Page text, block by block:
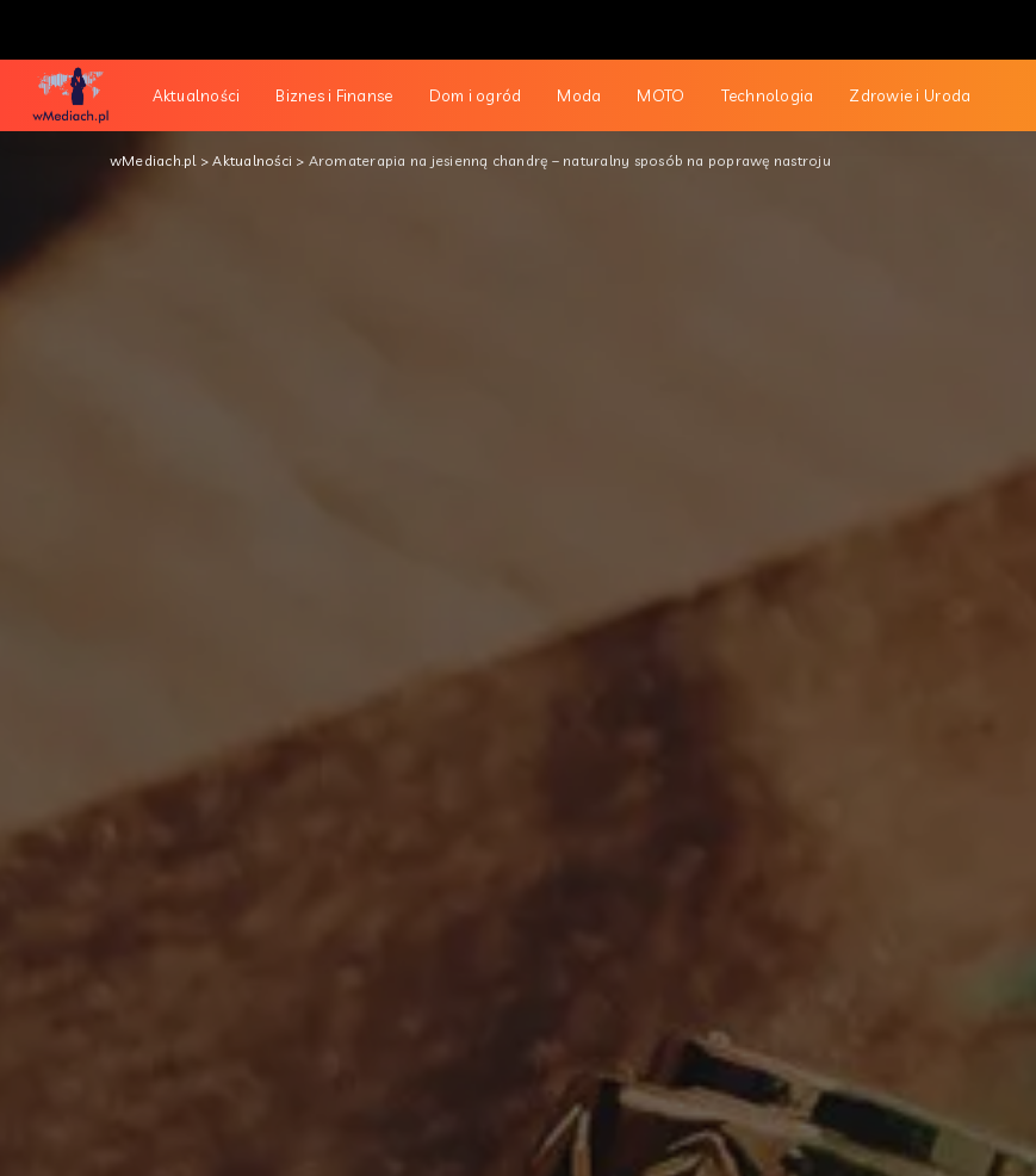
Aktualności Biznes i Finanse Dom i ogród Moda MOTO Technologia Zdrowie i Uroda
wMediach.pl>Aktualności > Aromaterapia na jesienną chandrę – naturalny sposób na poprawę nastroju